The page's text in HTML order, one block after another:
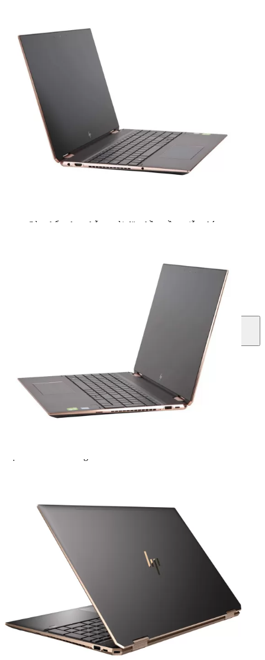
HSX360KP
19.000.000
Vui lòng liên hệ
Xem các sản phẩm tương tự
Xem chi tiết cấu hình
Quà tặng
Chuột quang không dây
Ba lô/Túi xách khi mua laptop.
Sản phẩm được hỗ trợ cài đặt phần mềm miễn phí
Giao hàng tận nơi hoặc nhận tại cửa hàng
Qua công ty tài chính, chỉ từ
1.478.000đ/tháng.
Thủ tục online đơn giản
Trả góp qua thẻ VISA nhanh chóng, tiện lợi
So sánh
Giao hàng
— Miễn phí vận chuyển toàn quốc
— Giao ngay trong 2H nội thành TP.HCM